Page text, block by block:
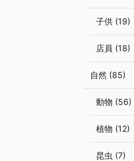
子供 (19)
店員 (18)
自然 (85)
動物 (56)
植物 (12)
昆虫 (7)